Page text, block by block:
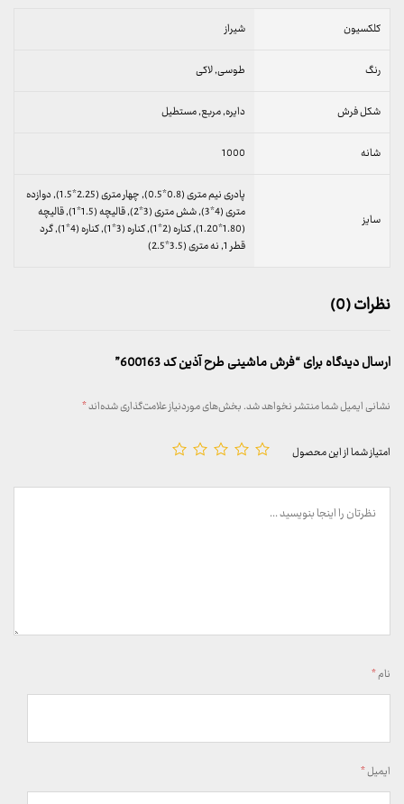
کلکسیون شیراز
رنگ طوسی, لاکی
شکل فرش دایره, مربع, مستطیل
شانه 1000
سایز
پادری نیم متری (0.8*0.5), چهار متری (2.25*1.5), دوازده
متری (4*3), شش متری (3*2), قالیچه (1.5*1), قالیچه
(1.80*1.20), کناره (2*1), کناره (3*1), کناره (4*1), گرد
قطر 1, نه متری (3.5*2.5)
نظرات (0)
ارسال دیدگاه برای “فرش ماشینی طرح آذین کد 600163”
نشانی ایمیل شما منتشر نخواهد شد.بخش‌های موردنیاز علامت‌گذاری شده‌اند*
امتیاز شما از این محصول
نام*
ایمیل*